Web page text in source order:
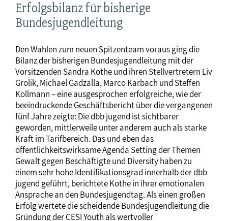
Erfolgsbilanz für bisherige
Bundesjugendleitung
Den Wahlen zum neuen Spitzenteam voraus ging die
Bilanz der bisherigen Bundesjugendleitung mit der
Vorsitzenden Sandra Kothe und ihren Stellvertretern Liv
Grolik, Michael Gadzalla, Marco Karbach und Steffen
Kollmann – eine ausgesprochen erfolgreiche, wie der
beeindruckende Geschäftsbericht über die vergangenen
fünf Jahre zeigte: Die dbb jugend ist sichtbarer
geworden, mittlerweile unter anderem auch als starke
Kraft im Tarifbereich. Das und eben das
öffentlichkeitswirksame Agenda Setting der Themen
Gewalt gegen Beschäftigte und Diversity haben zu
einem sehr hohe Identifikationsgrad innerhalb der dbb
jugend geführt, berichtete Kothe in ihrer emotionalen
Ansprache an den Bundesjugendtag. Als einen großen
Erfolg wertete die scheidende Bundesjugendleitung die
Gründung der CESI Youth als wertvoller